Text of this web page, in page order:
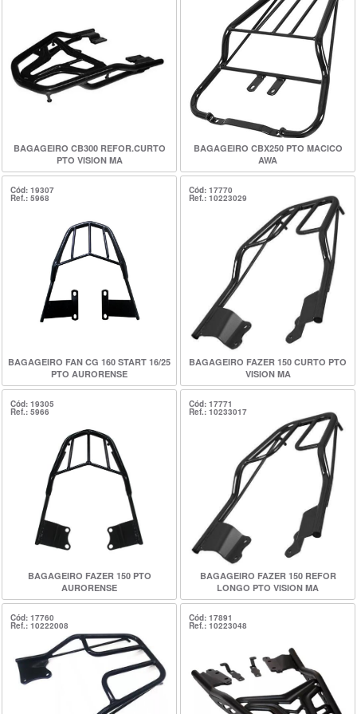
BAGAGEIRO CB300 REFOR.CURTO
PTO VISION MA
BAGAGEIRO CBX250 PTO MACICO
AWA
Cód: 19307
Ref.: 5968
BAGAGEIRO FAN CG 160 START 16/25
PTO AURORENSE
Cód: 17770
Ref.: 10223029
BAGAGEIRO FAZER 150 CURTO PTO
VISION MA
Cód: 19305
Ref.: 5966
BAGAGEIRO FAZER 150 PTO
AURORENSE
Cód: 17771
Ref.: 10233017
BAGAGEIRO FAZER 150 REFOR
LONGO PTO VISION MA
Cód: 17760
Ref.: 10222008
Cód: 17891
Ref.: 10223048